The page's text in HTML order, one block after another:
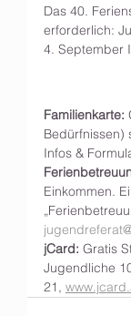
Das 40.
erforderlich:
4. September
Familienkarte:
Bedürfnissen)
Infos &
Einkommen.
jCard: Gratis
Jugendliche
21,